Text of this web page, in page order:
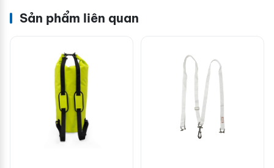
Sản phẩm liên quan